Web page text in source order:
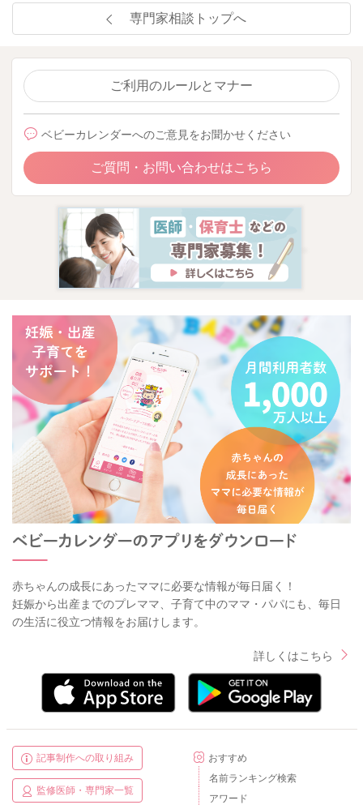
専門家相談トップへ
ご利用のルールとマナー
ベビーカレンダーへのご意見をお聞かせください
ご質問・お問い合わせはこちら
赤ちゃんの成長にあったママに必要な情報が毎日届く！
妊娠から出産までのプレママ、子育て中のママ・パパにも、毎日
の生活に役立つ情報をお届けします。
詳しくはこちら
記事制作への取り組み
監修医師・専門家一覧
おすすめ
名前ランキング検索
アワード